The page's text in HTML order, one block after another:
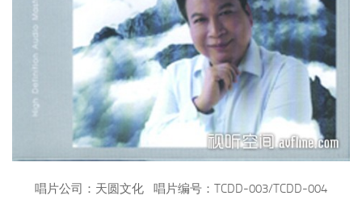
唱片公司：天圆文化 唱片编号：TCDD-003/TCDD-004